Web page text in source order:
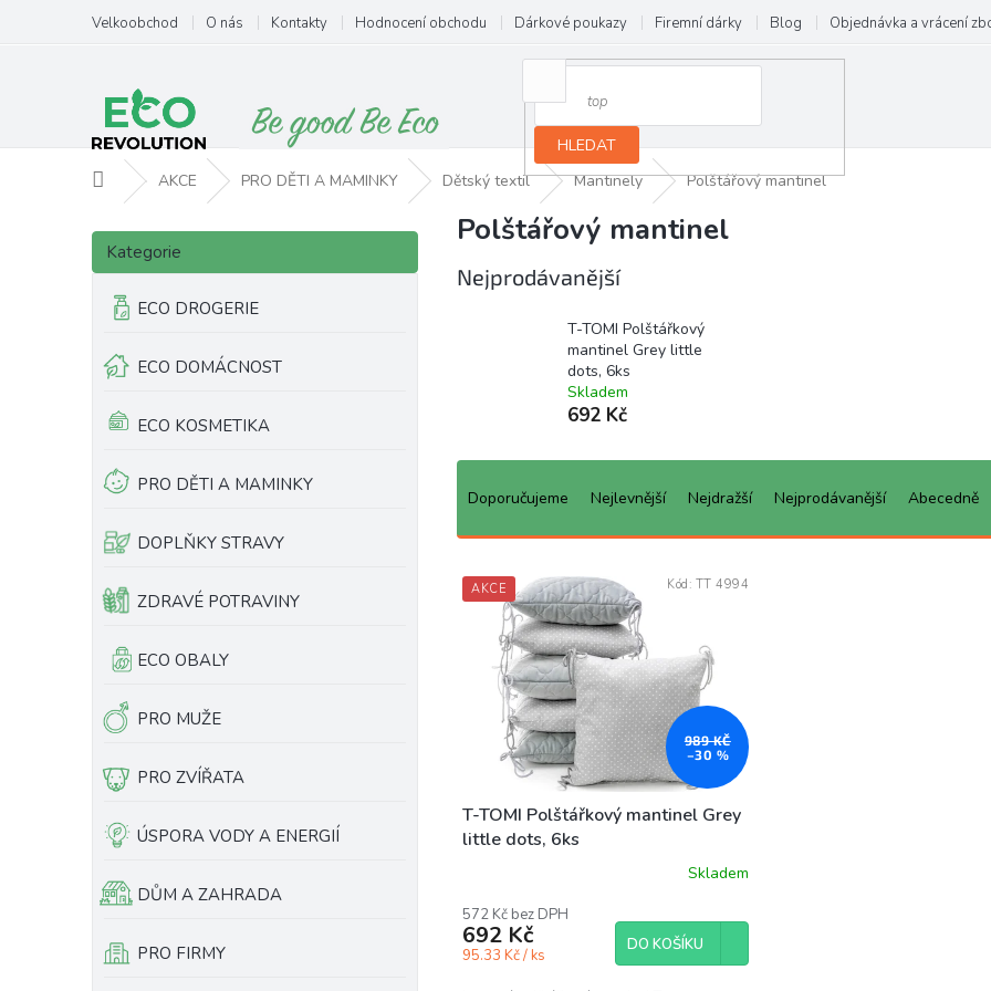
obsah
Velkoobchod O nás Kontakty Hodnocení obchodu Dárkové poukazy Firemní dárky Blog Objednávka a vrácení
HLEDAT
Domů AKCE PRO DĚTI A MAMINKY Dětský textil Mantinely Polštářový mantinel
P
s
n
n
Přeskočit
kategorie
Kategorie
ECO DROGERIE
ECO DOMÁCNOST
ECO KOSMETIKA
PRO DĚTI A MAMINKY
DOPLŇKY STRAVY
ZDRAVÉ POTRAVINY
ECO OBALY
PRO MUŽE
PRO ZVÍŘATA
ÚSPORA VODY A ENERGIÍ
DŮM A ZAHRADA
PRO FIRMY
Polštářový mantinel
Nejprodávanější
T-TOMI Polštářkový
mantinel Grey little
dots, 6ks
Skladem
692 Kč
Ř
e
Doporučujeme Nejlevnější Nejdražší Nejprodávanější Abecedně
V
ý
k
t
AKCE
989 KČ
–30 %
T-TOMI Polštářkový mantinel Grey
little dots, 6ks
produktu
je
5,0
Skladem
572 Kč bez DPH
692 Kč
95.33 Kč / ks
DO KOŠÍKU
Kód: TT 4994